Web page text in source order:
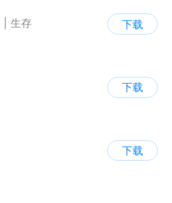
生存
下载
下载
下载